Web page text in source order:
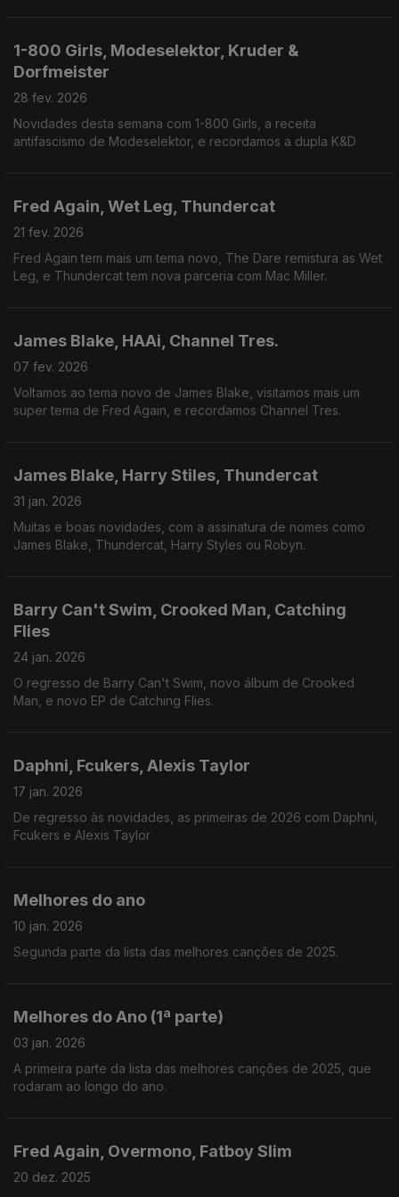
1-800 Girls, Modeselektor, Kruder &
Dorfmeister
28 fev. 2026
Novidades desta semana com 1-800 Girls, a receita
antifascismo de Modeselektor, e recordamos a dupla K&D
Fred Again, Wet Leg, Thundercat
21 fev. 2026
Fred Again tem mais um tema novo, The Dare remistura as Wet
Leg, e Thundercat tem nova parceria com Mac Miller.
James Blake, HAAi, Channel Tres.
07 fev. 2026
Voltamos ao tema novo de James Blake, visitamos mais um
super tema de Fred Again, e recordamos Channel Tres.
James Blake, Harry Stiles, Thundercat
31 jan. 2026
Muitas e boas novidades, com a assinatura de nomes como
James Blake, Thundercat, Harry Styles ou Robyn.
Barry Can't Swim, Crooked Man, Catching
Flies
24 jan. 2026
O regresso de Barry Can't Swim, novo álbum de Crooked
Man, e novo EP de Catching Flies.
Daphni, Fcukers, Alexis Taylor
17 jan. 2026
De regresso às novidades, as primeiras de 2026 com Daphni,
Fcukers e Alexis Taylor
Melhores do ano
10 jan. 2026
Segunda parte da lista das melhores canções de 2025.
Melhores do Ano (1ª parte)
03 jan. 2026
A primeira parte da lista das melhores canções de 2025, que
rodaram ao longo do ano.
Fred Again, Overmono, Fatboy Slim
20 dez. 2025